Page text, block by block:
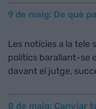
9 de maig: De què
Les notícies a la tele
polítics barallant-se
davant el jutge,
8 de maig: Canviar